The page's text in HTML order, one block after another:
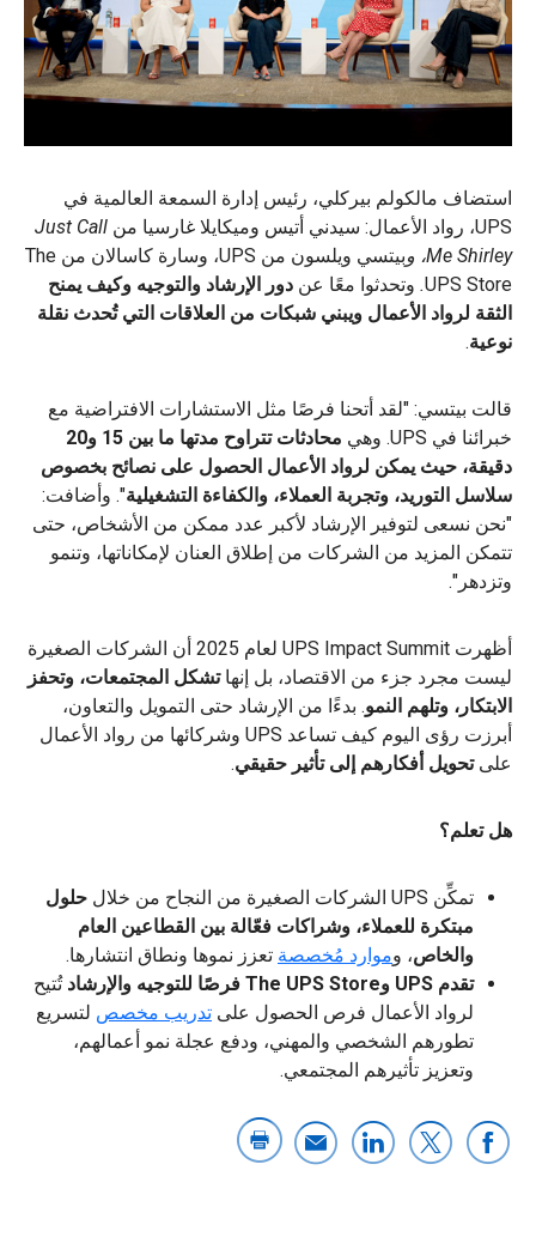
استضاف مالكولم بيركلي، رئيس إدارة السمعة العالمية في
UPS، رواد الأعمال: سيدني أتيس وميكايلا غارسيا من
Just Call
Me Shirley، و
بيتسي ويلسون من UPS، وسارة كاسالان من The
UPS Store
. وتحدثوا معًا عن دور الإرشاد والتوجيه وكيف يمنح
الثقة لرواد الأعمال ويبني شبكات من العلاقات التي تُحدث نقلة
نوعية.
قالت بيتسي: "لقد أتحنا فرصًا مثل الاستشارات الافتراضية مع
خبرائنا في UPS. وهي
محادثات تتراوح مدتها ما بين 15 و20
دقيقة، حيث يمكن لرواد الأعمال الحصول على نصائح بخصوص
سلاسل التوريد، وتجربة العملاء، والكفاءة التشغيلية". وأضافت:
"نحن نسعى لتوفير الإرشاد لأكبر عدد ممكن من الأشخاص، حتى
تتمكن المزيد من الشركات من إطلاق العنان لإمكاناتها، وتنمو
وتزدهر".
أظهرت UPS Impact Summit لعام 2025 أن الشركات الصغيرة
ليست مجرد جزء من الاقتصاد، بل إنهاتشكل المجتمعات، وتحفز
الابتكار، وتلهم النمو. بدءًا من الإرشاد حتى التمويل والتعاون،
أبرزت رؤى اليوم كيف تساعد UPS وشركائها من رواد الأعمال
علىتحويل أفكارهم إلى تأثير حقيقي.
هل تعلم؟
تمكِّن UPS الشركات الصغيرة من النجاح من خلال
حلول
مبتكرة للعملاء، وشراكات فعّالة بين القطاعين العام
والخاص، وموارد مُخصصة تعزز نموها ونطاق انتشارها.
تقدم UPS وThe UPS Store فرصًا للتوجيه والإرشاد
تُتيح
لرواد الأعمال فرص الحصول على تدريب مخصص لتسريع
تطورهم الشخصي والمهني، ودفع عجلة نمو أعمالهم،
وتعزيز تأثيرهم المجتمعي.